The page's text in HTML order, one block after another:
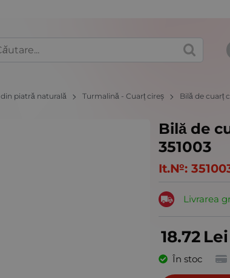
piatră naturală Turmalină - Cuarț cireș Bilă de cuarț
Bilă de
351003
It.№:
Livrarea
18.72 Lei
În stoc